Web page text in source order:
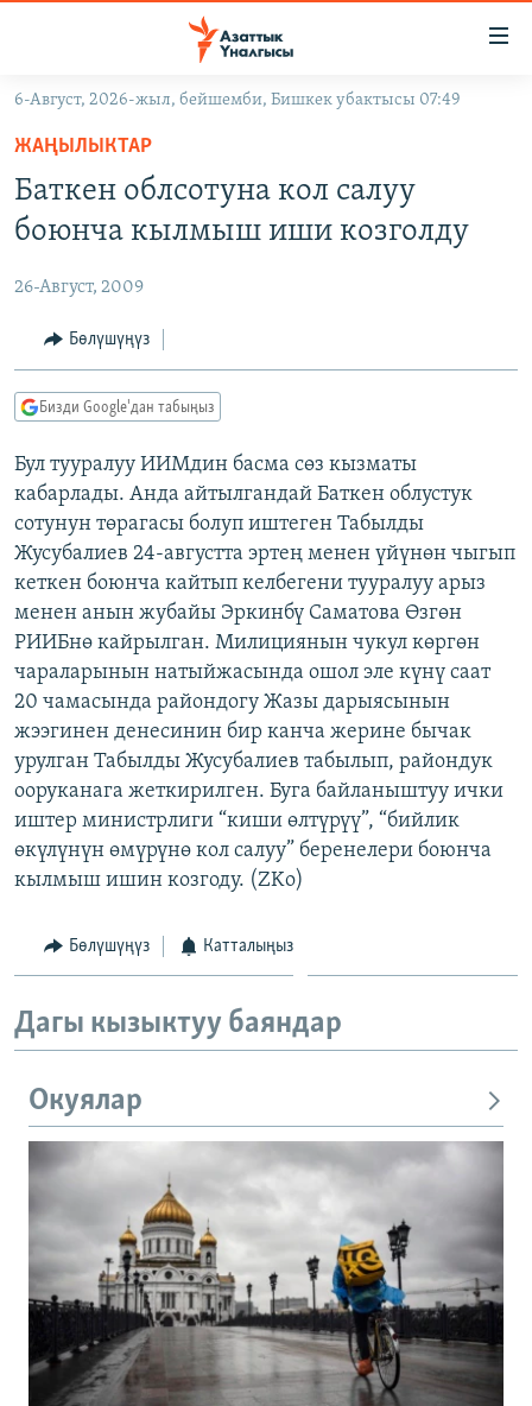
Навигацияга
өтүңүз
Издөөгө
салыңыз
ЭКОНОМИКА
МАДАНИЯТ
ДҮЙНӨ
БОРБОР АЗИЯ
АТАЙЫН ИЛИКТӨӨ
ТВ ПРОГРАММАЛАР
ЭКСПЕРТТЕР ТАЛДАЙТ
БИЗ ЖАНА ДҮЙНӨ
ДАНИСТЕ
ЭЖЕ-СИҢДИЛЕР
ЫҢГАЙСЫЗ СУРООЛОР
ӨЗГӨЧӨ ПИКИР
Русский
ОНЛАЙН ШЕРИНЕ
ЭЕ/АРнун бардык сайттары
6-Август, 2026-жыл, бейшемби, Бишкек убактысы 07:49
ЖАҢЫЛЫКТАР
Баткен облсотуна кол салуу
боюнча кылмыш иши козголду
26-Август, 2009
Бөлүшүңүз
Бизди Google'дан табыңыз
Бул тууралуу ИИМдин басма сөз кызматы
кабарлады. Анда айтылгандай Баткен облустук
сотунун төрагасы болуп иштеген Табылды
Жусубалиев 24-августта эртең менен үйүнөн чыгып
кеткен боюнча кайтып келбегени тууралуу арыз
менен анын жубайы Эркинбү Саматова Өзгөн
РИИБнө кайрылган. Милициянын чукул көргөн
чараларынын натыйжасында ошол эле күнү саат
20 чамасында райондогу Жазы дарыясынын
жээгинен денесинин бир канча жерине бычак
урулган Табылды Жусубалиев табылып, райондук
ооруканага жеткирилген. Буга байланыштуу ички
иштер министрлиги “киши өлтүрүү”, “бийлик
өкүлүнүн өмүрүнө кол салуу” беренелери боюнча
кылмыш ишин козгоду. (ZKo)
Бөлүшүңүз Катталыңыз
Дагы кызыктуу баяндар
Окуялар